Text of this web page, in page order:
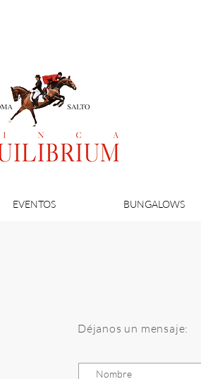
EVENTOS BUNGALOWS
Déjanos un mensaje: